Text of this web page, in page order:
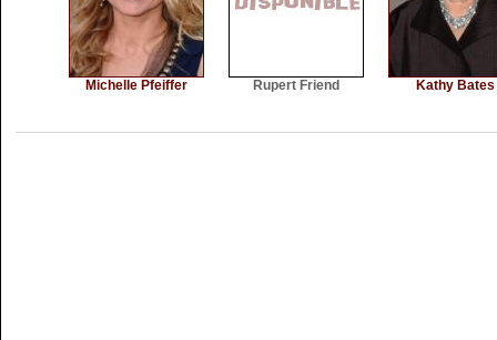
Michelle Pfeiffer Rupert Friend Kathy Bates